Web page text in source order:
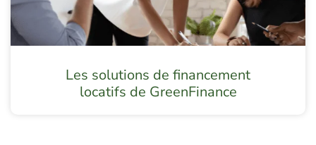
Les solutions de financement
locatifs de GreenFinance